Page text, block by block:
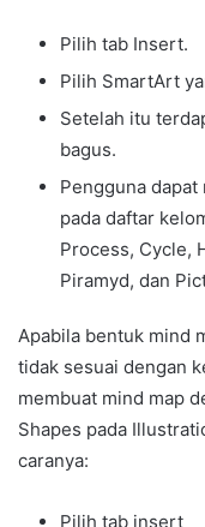
Pilih tab Insert.
Pilih SmartArt
Setelah itu
bagus.
Pengguna
pada daftar
Process, Cycle,
Piramyd, dan
Apabila bentuk mind
tidak sesuai dengan
membuat mind map
Shapes pada
caranya:
Pilih tab insert